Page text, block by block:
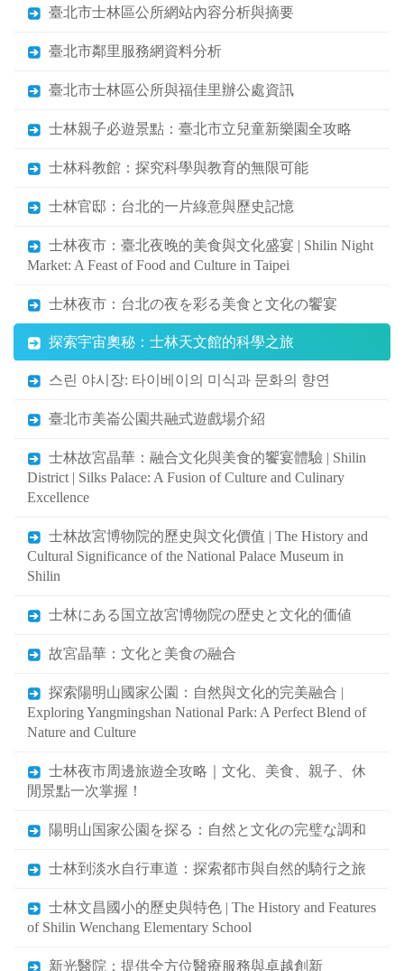
臺北市士林區公所網站內容分析與摘要
臺北市鄰里服務網資料分析
臺北市士林區公所與福佳里辦公處資訊
士林親子必遊景點：臺北市立兒童新樂園全攻略
士林科教館：探究科學與教育的無限可能
士林官邸：台北的一片綠意與歷史記憶
士林夜市：臺北夜晚的美食與文化盛宴 | Shilin Night
Market: A Feast of Food and Culture in Taipei
士林夜市：台北の夜を彩る美食と文化の饗宴
探索宇宙奧秘：士林天文館的科學之旅
스린 야시장: 타이베이의 미식과 문화의 향연
臺北市美崙公園共融式遊戲場介紹
士林故宮晶華：融合文化與美食的饗宴體驗 | Shilin
District | Silks Palace: A Fusion of Culture and Culinary
Excellence
士林故宮博物院的歷史與文化價值 | The History and
Cultural Significance of the National Palace Museum in
Shilin
士林にある国立故宮博物院の歴史と文化的価値
故宮晶華：文化と美食の融合
探索陽明山國家公園：自然與文化的完美融合 |
Exploring Yangmingshan National Park: A Perfect Blend of
Nature and Culture
士林夜市周邊旅遊全攻略｜文化、美食、親子、休
閒景點一次掌握！
陽明山国家公園を探る：自然と文化の完璧な調和
士林到淡水自行車道：探索都市與自然的騎行之旅
士林文昌國小的歷史與特色 | The History and Features
of Shilin Wenchang Elementary School
新光醫院：提供全方位醫療服務與卓越創新